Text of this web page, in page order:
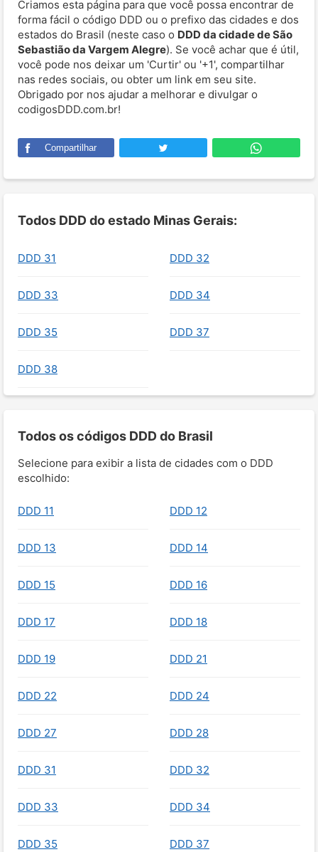
Criamos esta página para que você possa encontrar de
forma fácil o código DDD ou o prefixo das cidades e dos
estados do Brasil (neste caso o DDD da cidade de São
Sebastião da Vargem Alegre). Se você achar que é útil,
você pode nos deixar um 'Curtir' ou '+1', compartilhar
nas redes sociais, ou obter um link em seu site.
Obrigado por nos ajudar a melhorar e divulgar o
codigosDDD.com.br!
Compartilhar
Todos DDD do estado Minas Gerais:
DDD 31 DDD 32
DDD 33 DDD 34
DDD 35 DDD 37
DDD 38
Todos os códigos DDD do Brasil
Selecione para exibir a lista de cidades com o DDD
escolhido:
DDD 11 DDD 12
DDD 13 DDD 14
DDD 15 DDD 16
DDD 17 DDD 18
DDD 19 DDD 21
DDD 22 DDD 24
DDD 27 DDD 28
DDD 31 DDD 32
DDD 33 DDD 34
DDD 35 DDD 37